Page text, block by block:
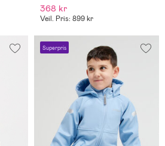
368 kr
Veil. Pris: 899 kr
Superpris